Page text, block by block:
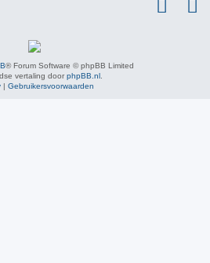
® Forum Software © phpBB Limited
vertaling door phpBB.nl
| Gebruikersvoorwaarden